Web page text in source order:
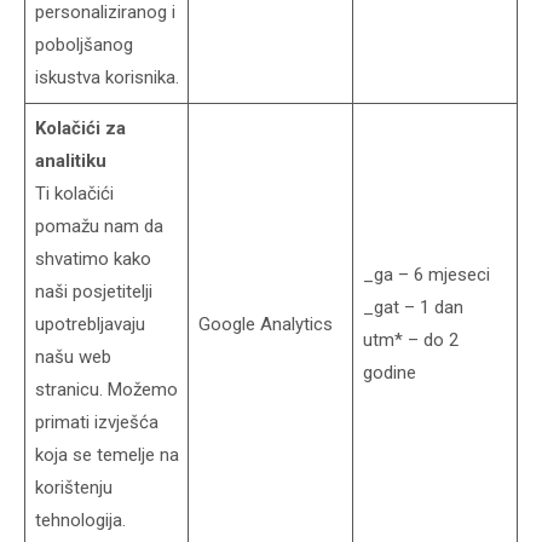
personaliziranog i
poboljšanog
iskustva korisnika.
Kolačići za
analitiku
Ti kolačići
pomažu nam da
shvatimo kako
naši posjetitelji
upotrebljavaju
našu web
stranicu. Možemo
primati izvješća
koja se temelje na
korištenju
tehnologija.
Google Analytics
_ga – 6 mjeseci
_gat – 1 dan
utm* – do 2
godine